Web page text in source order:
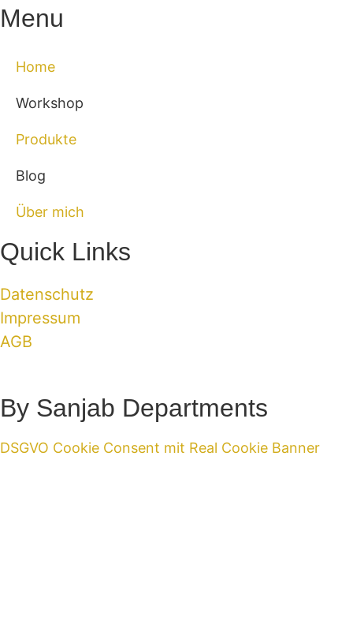
Menu
Home
Workshop
Produkte
Blog
Über mich
Quick Links
Datenschutz
Impressum
AGB
By Sanjab Departments
DSGVO Cookie Consent mit Real Cookie Banner